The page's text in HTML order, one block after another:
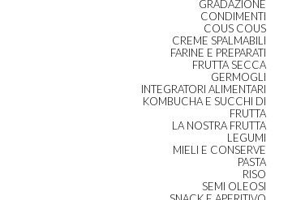
GRADAZIONE
CONDIMENTI
COUS COUS
CREME SPALMABILI
FARINE E PREPARATI
FRUTTA SECCA
GERMOGLI
INTEGRATORI ALIMENTARI
KOMBUCHA E SUCCHI DI
FRUTTA
LA NOSTRA FRUTTA
LEGUMI
MIELI E CONSERVE
PASTA
RISO
SEMI OLEOSI